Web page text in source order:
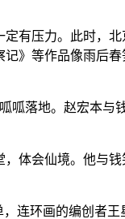
有压力。此时，
》等作品像雨后
呱落地。赵宏本
体会仙境。他与
连环画的编创者